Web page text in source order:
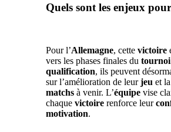
Quels sont les enjeux
Pour l’Allemagne, cette victoire
vers les phases finales du tournoi
qualification, ils peuvent
sur l’amélioration de leurjeu et
matchs à venir. L’équipe vise
chaque victoire renforce leur
motivation.